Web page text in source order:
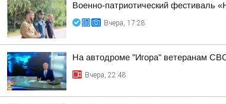
Военно-патриотический фестиваль
Вчера, 17:28
На автодроме "Игора" ветеранам
Вчера, 22:48